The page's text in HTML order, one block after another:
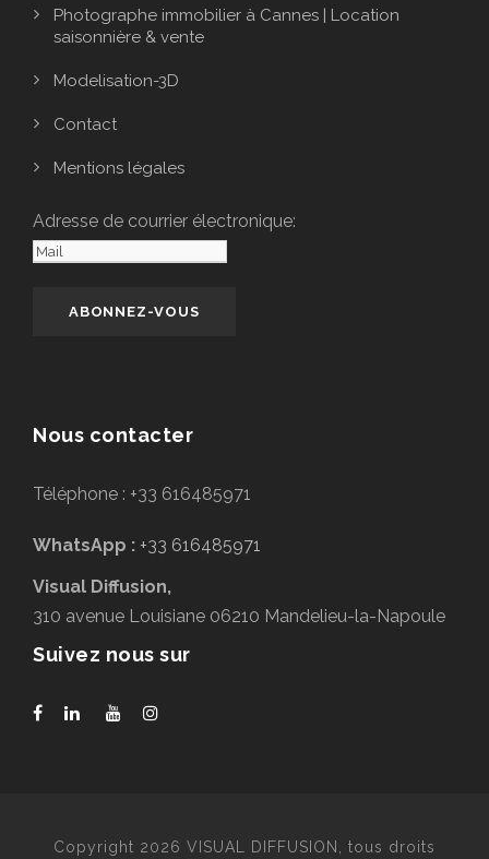
Photographe immobilier à Cannes | Location
saisonnière & vente
Modelisation-3D
Contact
Mentions légales
Adresse de courrier électronique:
Nous contacter
Téléphone : +33 616485971
WhatsApp : +33 616485971
Visual Diffusion,
310 avenue Louisiane 06210 Mandelieu-la-Napoule
Suivez nous sur
Copyright 2026 VISUAL DIFFUSION, tous droits